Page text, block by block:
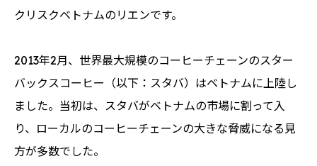
クリスクベトナムのリエンです。
2013年2月、世界最大規模のコーヒーチェーンのスター
バックスコーヒー（以下：スタバ）はベトナムに上陸し
ました。当初は、スタバがベトナムの市場に割って入
り、ローカルのコーヒーチェーンの大きな脅威になる見
方が多数でした。